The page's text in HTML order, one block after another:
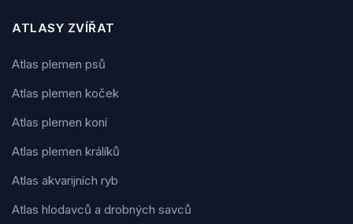
ATLASY ZVÍŘAT
Atlas plemen psů
Atlas plemen koček
Atlas plemen koní
Atlas plemen králíků
Atlas akvarijních ryb
Atlas hlodavců a drobných savců